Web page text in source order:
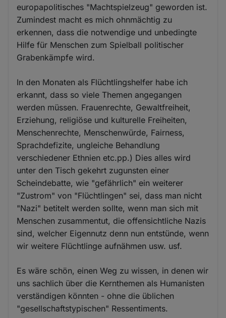
europapolitisches "Machtspielzeug" geworden ist.
Zumindest macht es mich ohnmächtig zu
erkennen, dass die notwendige und unbedingte
Hilfe für Menschen zum Spielball politischer
Grabenkämpfe wird.
In den Monaten als Flüchtlingshelfer habe ich
erkannt, dass so viele Themen angegangen
werden müssen. Frauenrechte, Gewaltfreiheit,
Erziehung, religiöse und kulturelle Freiheiten,
Menschenrechte, Menschenwürde, Fairness,
Sprachdefizite, ungleiche Behandlung
verschiedener Ethnien etc.pp.) Dies alles wird
unter den Tisch gekehrt zugunsten einer
Scheindebatte, wie "gefährlich" ein weiterer
"Zustrom" von "Flüchtlingen" sei, dass man nicht
"Nazi" betitelt werden sollte, wenn man sich mit
Menschen zusammentut, die offensichtliche Nazis
sind, welcher Eigennutz denn nun entstünde, wenn
wir weitere Flüchtlinge aufnähmen usw. usf.
Es wäre schön, einen Weg zu wissen, in denen wir
uns sachlich über die Kernthemen als Humanisten
verständigen könnten - ohne die üblichen
"gesellschaftstypischen" Ressentiments.